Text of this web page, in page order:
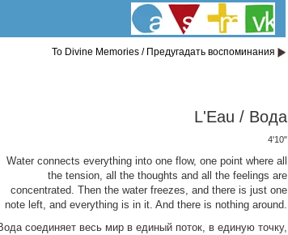
To Divine Memories / Предугадать воспоминания
L'Eau / Вода
4'10"
Water connects everything into one flow, one point where all
the tension, all the thoughts and all the feelings are
concentrated. Then the water freezes, and there is just one
note left, and everything is in it. And there is nothing around.
соединяет весь мир в единый поток, в единую точку,